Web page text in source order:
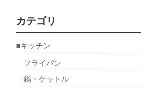
カテゴリ
■キッチン
フライパン
鍋・ケットル